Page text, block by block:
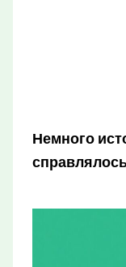
Немного